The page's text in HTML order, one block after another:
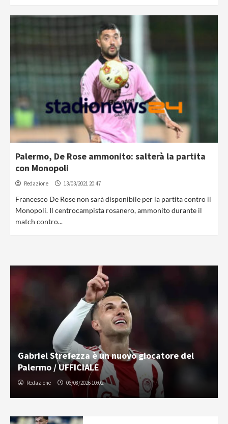
Palermo, De Rose ammonito: salterà la partita
con Monopoli
Redazione 13/03/2021 20:47
Francesco De Rose non sarà disponibile per la partita contro il
Monopoli. Il centrocampista rosanero, ammonito durante il
match contro...
Gabriel Strefezza è un nuovo giocatore del
Palermo / UFFICIALE
Redazione 06/08/2026 10:02